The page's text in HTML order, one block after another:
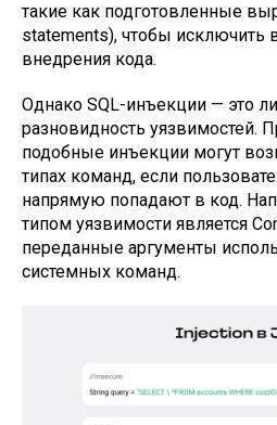
такие как подготовленные
statements), чтобы исключить
внедрения кода.
Однако SQL-инъекции — это
разновидность уязвимостей.
подобные инъекции могут
типах команд, если
напрямую попадают в код.
типом уязвимости является
переданные аргументы
системных команд.